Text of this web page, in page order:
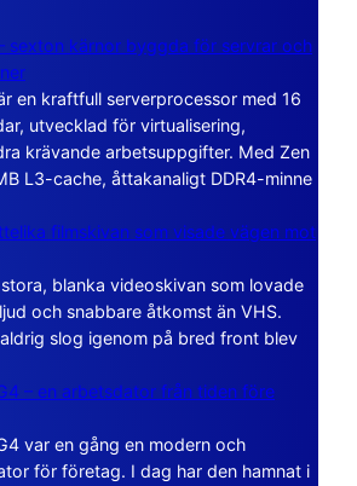
sexton kärnor byggda för servrar och
en kraftfull serverprocessor med 16
utvecklad för virtualisering,
krävande arbetsuppgifter. Med Zen
L3-cache, åttakanaligt DDR4-minne
filmskivan som visade vägen mot
blanka videoskivan som lovade
och snabbare åtkomst än VHS.
slog igenom på bred front blev
– en arbetsdator från tiden före
var en gång en modern och
för företag. I dag har den hamnat i